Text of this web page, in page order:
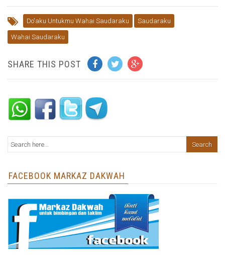
Do'aku Untukmu Wahai Saudaraku Saudaraku
Wahai Saudaraku
SHARE THIS POST
FACEBOOK MARKAZ DAKWAH